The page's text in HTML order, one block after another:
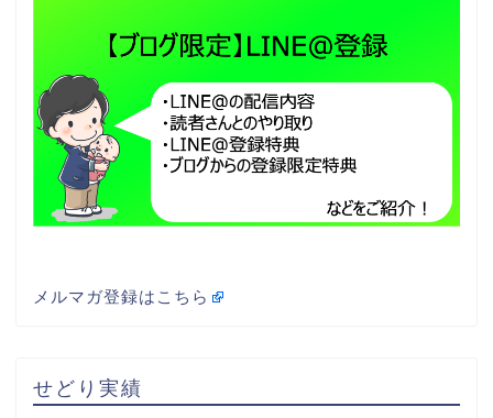
メルマガ登録はこちら
せどり実績